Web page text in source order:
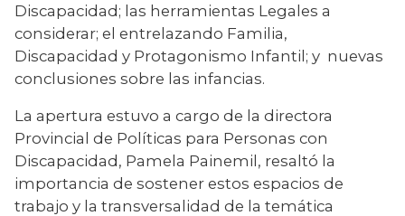
Discapacidad; las herramientas Legales a
considerar; el entrelazando Familia,
Discapacidad y Protagonismo Infantil; y  nuevas
conclusiones sobre las infancias.
La apertura estuvo a cargo de la directora
Provincial de Políticas para Personas con
Discapacidad, Pamela Painemil, resaltó la
importancia de sostener estos espacios de
trabajo y la transversalidad de la temática